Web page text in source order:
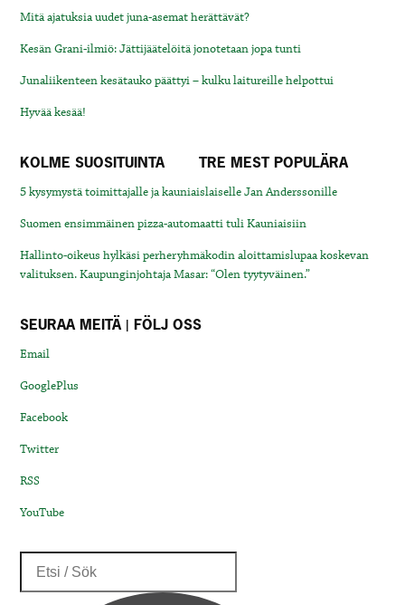
Mitä ajatuksia uudet juna-asemat herättävät?
Kesän Grani-ilmiö: Jättijäätelöitä jonotetaan jopa tunti
Junaliikenteen kesätauko päättyi – kulku laitureille helpottui
Hyvää kesää!
KOLME SUOSITUINTA TRE MEST POPULÄRA
5 kysymystä toimittajalle ja kauniaislaiselle Jan Anderssonille
Suomen ensimmäinen pizza-automaatti tuli Kauniaisiin
Hallinto-oikeus hylkäsi perheryhmäkodin aloittamislupaa koskevan
valituksen. Kaupunginjohtaja Masar: “Olen tyytyväinen.”
SEURAA MEITÄ | FÖLJ OSS
Email
GooglePlus
Facebook
Twitter
RSS
YouTube